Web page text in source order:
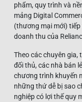
phẩm, quy trình và
mảng Digital
(thương mại mới)
doanh thu của
Theo các chuyên gia,
đối thủ, các nhà bán
chương trình khuyến
những thứ dễ bị sao
nghiệp có lợi thế quy